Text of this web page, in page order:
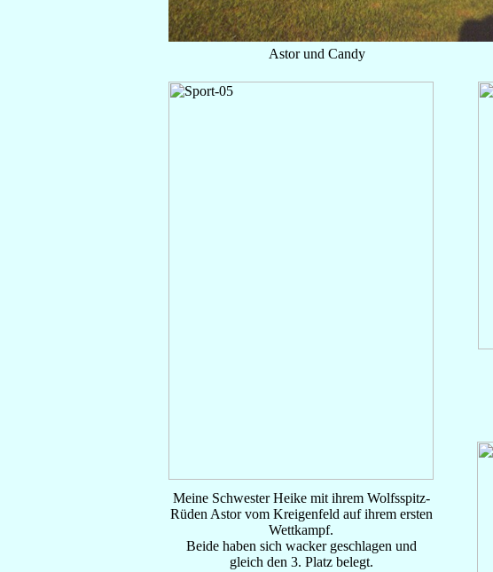
Astor und Candy
Meine Schwester Heike mit ihrem Wolfsspitz-
Rüden Astor vom Kreigenfeld auf ihrem ersten
Wettkampf.
Beide haben sich wacker geschlagen und
gleich den 3. Platz belegt.